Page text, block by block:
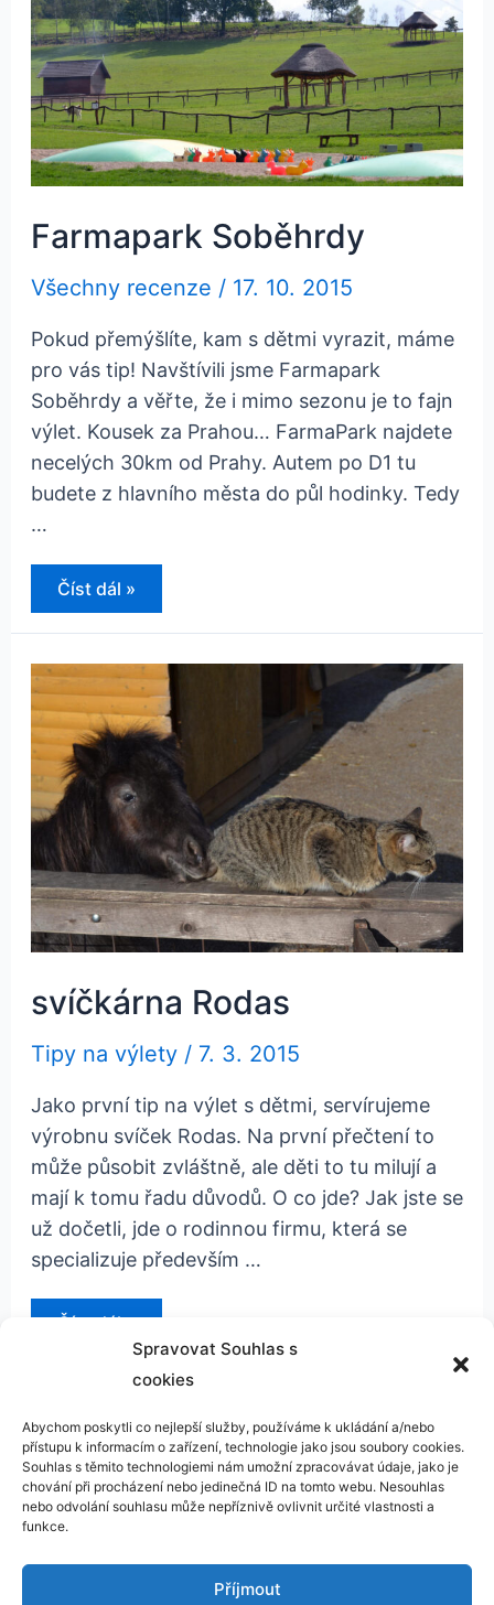
Spravovat Souhlas s
cookies
Abychom poskytli co nejlepší služby, používáme k ukládání a/nebo
přístupu k informacím o zařízení, technologie jako jsou soubory cookies.
Souhlas s těmito technologiemi nám umožní zpracovávat údaje, jako je
chování při procházení nebo jedinečná ID na tomto webu. Nesouhlas
nebo odvolání souhlasu může nepříznivě ovlivnit určité vlastnosti a
funkce.
Příjmout
Farmapark Soběhrdy
Všechny recenze / 17. 10. 2015
Pokud přemýšlíte, kam s dětmi vyrazit, máme
pro vás tip! Navštívili jsme Farmapark
Soběhrdy a věřte, že i mimo sezonu je to fajn
výlet. Kousek za Prahou… FarmaPark najdete
necelých 30km od Prahy. Autem po D1 tu
budete z hlavního města do půl hodinky. Tedy
…
Farmapark
Soběhrdy
Číst dál »
svíčkárna Rodas
Tipy na výlety/ 7. 3. 2015
Jako první tip na výlet s dětmi, servírujeme
výrobnu svíček Rodas. Na první přečtení to
může působit zvláštně, ale děti to tu milují a
mají k tomu řadu důvodů. O co jde? Jak jste se
už dočetli, jde o rodinnou firmu, která se
specializuje především …
svíčkárna
Číst dál »
Kontakt
GDPR